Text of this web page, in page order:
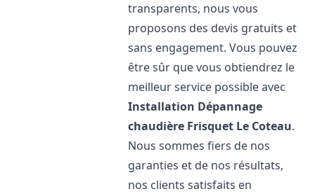
transparents, nous vous
proposons des devis gratuits et
sans engagement. Vous pouvez
être sûr que vous obtiendrez le
meilleur service possible avec
Installation Dépannage
chaudière Frisquet Le Coteau.
Nous sommes fiers de nos
garanties et de nos résultats,
nos clients satisfaits en